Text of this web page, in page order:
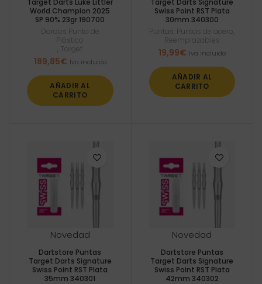
Target Darts Luke Littler
World Champion 2025
SP 90% 23gr 190700
Dardos Punta de
Plástico
Target
189,85€ Iva incluido
AÑADIR AL
CARRITO
Target Darts Signature
Swiss Point RST Plata
30mm 340300
Puntas Puntas de acero
Reemplazables
19,99€ Iva incluido
AÑADIR AL
CARRITO
Novedad
Dartstore Puntas
Target Darts Signature
Swiss Point RST Plata
35mm 340301
Novedad
Dartstore Puntas
Target Darts Signature
Swiss Point RST Plata
42mm 340302